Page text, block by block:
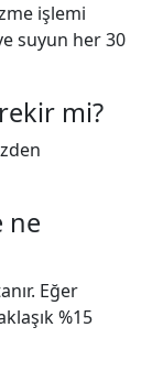
işlemi
suyun her 30
mi?
ne
Eğer
%15